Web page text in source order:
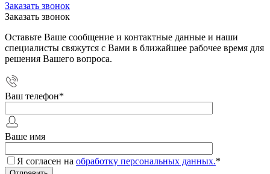
Заказать звонок
Заказать звонок
Оставьте Ваше сообщение и контактные данные и наши
специалисты свяжутся с Вами в ближайшее рабочее время для
решения Вашего вопроса.
Ваш телефон*
Ваше имя
Я согласен на обработку персональных данных.*